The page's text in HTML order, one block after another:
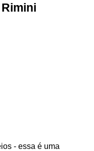
- essa é uma